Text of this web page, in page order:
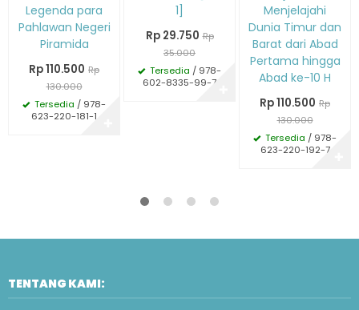
Legenda para
Pahlawan Negeri
Piramida
Rp 110.500 Rp
130.000
Tersedia / 978-
623-220-181-1
1]
Rp 29.750 Rp
35.000
Tersedia / 978-
602-8335-99-7
Menjelajahi
Dunia Timur dan
Barat dari Abad
Pertama hingga
Abad ke-10 H
Rp 110.500 Rp
130.000
Tersedia / 978-
623-220-192-7
TENTANG KAMI: